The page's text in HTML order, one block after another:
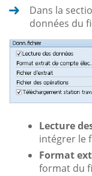
Dans la
données du
Lecture
intégrer le
Format
format du